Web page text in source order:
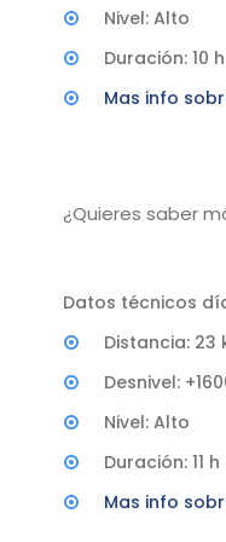
Nivel: Alto
Duración: 10
Mas info
¿Quieres saber
Datos técnicos
Distancia: 23
Desnivel:
Nivel: Alto
Duración: 11
Mas info